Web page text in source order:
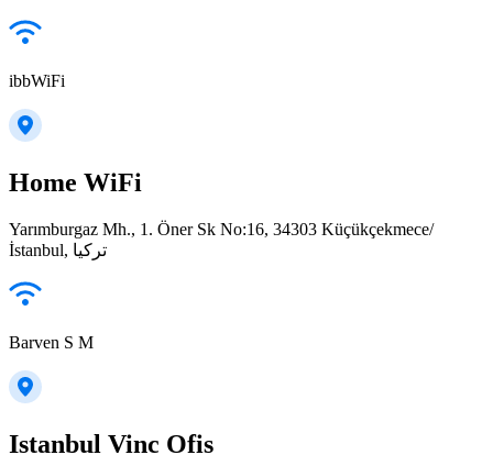
ibbWiFi
Home WiFi
Yarımburgaz Mh., 1. Öner Sk No:16, 34303 Küçükçekmece/
İstanbul, تركيا
Barven S M
Istanbul Vinc Ofis